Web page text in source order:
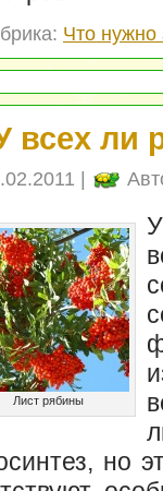
Что нужно
всех ли
|
Лист рябины
но